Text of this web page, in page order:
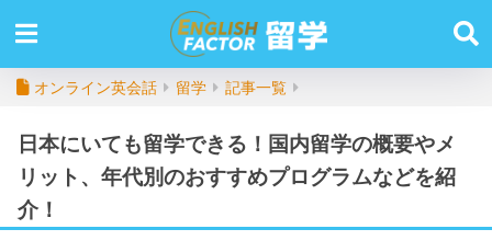
オンライン英会話 留学 記事一覧
日本にいても留学できる！国内留学の概要やメ
リット、年代別のおすすめプログラムなどを紹
介！